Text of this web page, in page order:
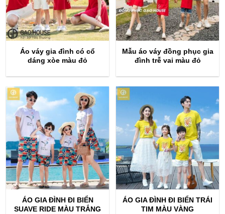
Áo váy gia đình có cổ
dáng xòe màu đỏ
Mẫu áo váy đồng phục gia
đình trễ vai màu đỏ
ÁO GIA ĐÌNH ĐI BIỂN
SUAVE RIDE MÀU TRẮNG
ÁO GIA ĐÌNH ĐI BIỂN TRÁI
TIM MÀU VÀNG